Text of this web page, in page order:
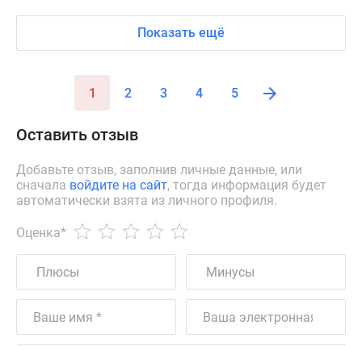
Показать ещё
1 2 3 4 5
Оставить отзыв
Добавьте отзыв, заполнив личные данные, или
сначала войдите на сайт, тогда информация будет
автоматически взята из личного профиля.
Оценка*